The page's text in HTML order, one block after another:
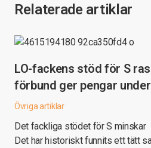
Relaterade artiklar
LO-fackens stöd för S
förbund ger pengar
Övriga artiklar
Det fackliga stödet för S minskar
Det har historiskt funnits ett tätt